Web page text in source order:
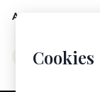
Cookies
Annonceurs
Instagram